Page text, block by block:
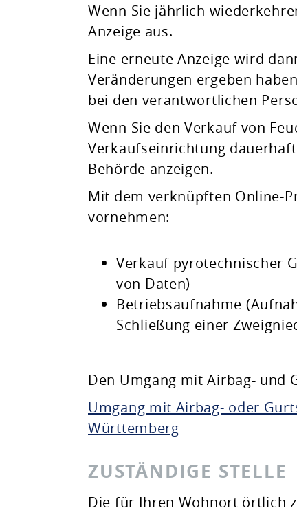
Wenn Sie jährlich
Anzeige aus.
Eine erneute Anzeige wird
Veränderungen ergeben
bei den verantwortlichen
Wenn Sie den Verkauf von
Verkaufseinrichtung
Behörde anzeigen.
Mit dem verknüpften Online-
vornehmen:
Verkauf pyrotechnischer
von Daten)
Betriebsaufnahme
Schließung einer
Den Umgang mit Airbag- und
Umgang mit Airbag- oder
Württemberg
ZUSTÄNDIGE STELLE
Die für Ihren Wohnort örtlich